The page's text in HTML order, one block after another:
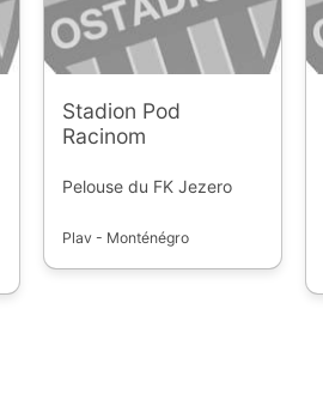
Stadion Pod
Racinom
Pelouse du FK Jezero
Plav - Monténégro